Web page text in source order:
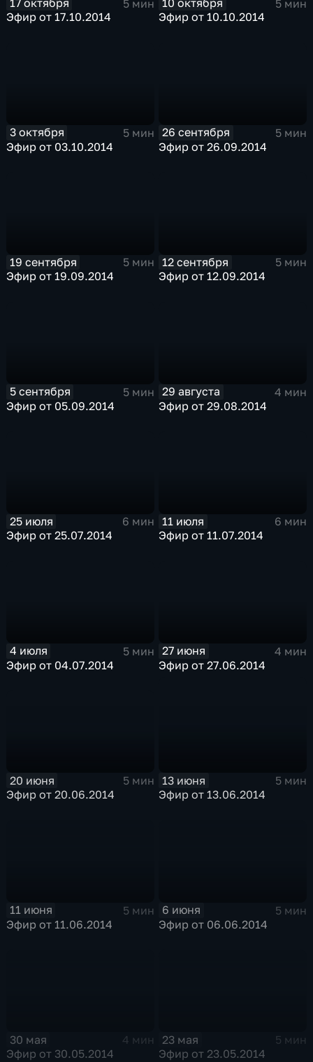
5 мин
Эфир от 17.10.2014
5 мин
Эфир от 10.10.2014
3 октября
5 мин
Эфир от 03.10.2014
26 сентября
5 мин
Эфир от 26.09.2014
19 сентября
5 мин
Эфир от 19.09.2014
12 сентября
5 мин
Эфир от 12.09.2014
5 сентября
5 мин
Эфир от 05.09.2014
29 августа
4 мин
Эфир от 29.08.2014
25 июля
6 мин
Эфир от 25.07.2014
11 июля
6 мин
Эфир от 11.07.2014
4 июля
5 мин
Эфир от 04.07.2014
27 июня
4 мин
Эфир от 27.06.2014
20 июня
5 мин
Эфир от 20.06.2014
13 июня
5 мин
Эфир от 13.06.2014
11 июня
5 мин
Эфир от 11.06.2014
6 июня
5 мин
Эфир от 06.06.2014
30 мая
4 мин
Эфир от 30.05.2014
23 мая
5 мин
Эфир от 23.05.2014